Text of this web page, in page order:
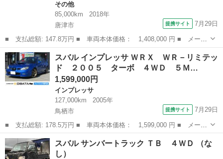
その他
85,000km
2018年
唐津市
提携サイト 7月29日
■ 支払総額: 147.8万円 ■ 車両本体価格： 1,408,000 円 ■ メーカ
ー名： スバル ■ 車種名： レヴォーグ ■ グレード名： １．６
ＳＴＩスポーツアイサイト ■ 排気量： 1600cc ■ ドア枚数： ...
佐賀 唐津市
スバル インプレッサ ＷＲＸ ＷＲ－リミテッ
ド ２００５ ターボ ４ＷＤ ５Ｍ…
1,599,000円
インプレッサ
127,000km
2005年
鳥栖市
提携サイト 7月29日
■ 支払総額: 178.5万円 ■ 車両本体価格： 1,599,000 円 ■ メーカ
ー名： スバル ■ 車種名： インプレッサ ■ グレード名： ＷＲ
Ｘ ＷＲ－リミテッド ２００５ ターボ ４ＷＤ ５ＭＴ 社外１
８ＡＷ ...
佐賀 鳥栖市 インプレッサ
スバル サンバートラック ＴＢ ４ＷＤ （な
し）